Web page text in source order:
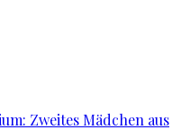
Zweites Mädchen aus